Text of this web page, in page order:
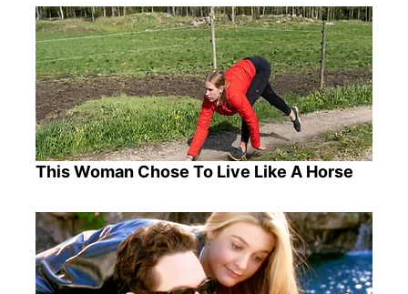
This Woman Chose To Live Like A Horse